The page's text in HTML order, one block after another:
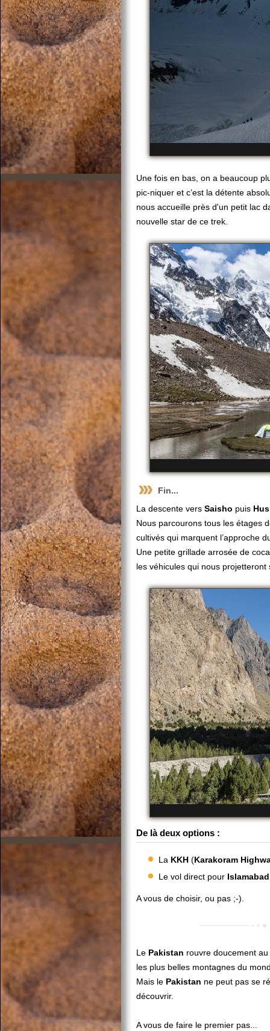
Une fois en bas, on a beaucoup
pic-niquer et c’est la détente
nous accueille près d'un petit lac
nouvelle star de ce trek.
Fin...
La descente vers Saisho puis
Nous parcourons tous les étages
cultivés qui marquent l’approche
Une petite grillade arrosée de
les véhicules qui nous
De là deux options :
La KKH (Karakoram
Le vol direct pour Islamabad
A vous de choisir, ou pas ;-).
Le Pakistan rouvre doucement
les plus belles montagnes du
Mais le Pakistan ne peut pas se
découvrir.
A vous de faire le premier pas...